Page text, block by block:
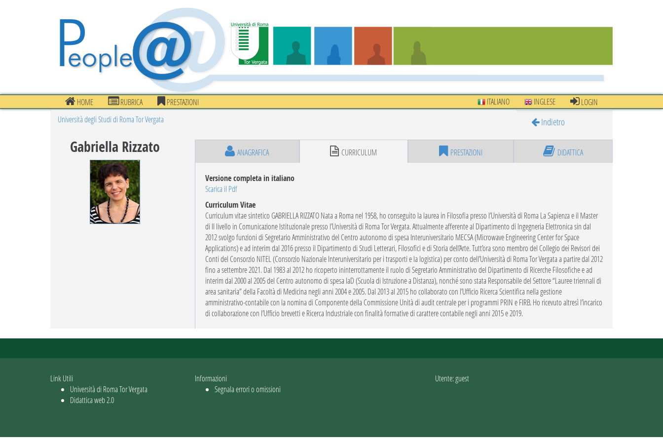
HOME RUBRICA PRESTAZIONI ITALIANO INGLESE
LOGIN
Università degli Studi di Roma Tor Vergata
Indietro
Gabriella Rizzato ANAGRAFICA CURRICULUM PRESTAZIONI DIDATTICA
Versione completa in italiano
Scarica il Pdf
Curriculum Vitae
Curriculum vitae sintetico GABRIELLA RIZZATO Nata a Roma nel 1958, ho conseguito la laurea in Filosofia presso l’Università di Roma La Sapienza e il Master
di II livello in Comunicazione Istituzionale presso l’Università di Roma Tor Vergata. Attualmente afferente al Dipartimento di Ingegneria Elettronica sin dal
2012 svolgo funzioni di Segretario Amministrativo del Centro autonomo di spesa Interuniversitario MECSA (Microwave Engineering Center for Space
Applications) e ad interim dal 2016 presso il Dipartimento di Studi Letterari, Filosofici e di Storia dell’Arte. Tutt’ora sono membro del Collegio dei Revisori dei
Conti del Consorzio NITEL (Consorzio Nazionale Interuniversitario per i trasporti e la logistica) per conto dell’Università di Roma Tor Vergata a partire dal 2012
fino a settembre 2021. Dal 1983 al 2012 ho ricoperto ininterrottamente il ruolo di Segretario Amministrativo del Dipartimento di Ricerche Filosofiche e ad
interim dal 2000 al 2005 del Centro autonomo di spesa IaD (Scuola di Istruzione a Distanza), nonché sono stata Responsabile del Settore “Lauree triennali di
area sanitaria” della Facoltà di Medicina negli anni 2004 e 2005. Dal 2013 al 2015 ho collaborato con l’Ufficio Ricerca Scientifica nella gestione
amministrativo-contabile con la nomina di Componente della Commissione Unità di audit centrale per i programmi PRIN e FIRB. Ho ricevuto altresì l’incarico
di collaborazione con l’Ufficio brevetti e Ricerca Industriale con finalità formative di carattere contabile negli anni 2015 e 2019.
Link Utili
Università di Roma Tor Vergata
Didattica web 2.0
Informazioni
Segnala errori o omissioni
Utente: guest